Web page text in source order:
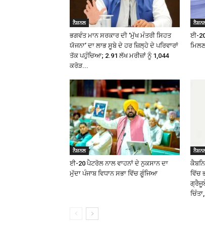
ਨੈਸ਼ਨਲ
ਭਗਵੰਤ ਮਾਨ ਸਰਕਾਰ ਦੀ ‘ਮੁੱਖ ਮੰਤਰੀ ਸਿਹਤ
ਯੋਜਨਾ’ ਦਾ ਲਾਭ ਸੂਬੇ ਦੇ ਹਰ ਜ਼ਿਲ੍ਹੇ ਦੇ ਪਰਿਵਾਰਾਂ
ਤੱਕ ਪਹੁੰਚਿਆ; 2.91 ਲੱਖ ਮਰੀਜ਼ਾਂ ਨੂੰ ₹1,044
ਕਰੋੜ...
ਈ-20
ਨੈਸ਼ਨਲ
ਈ-20 ਪੈਟਰੋਲ ਨਾਲ ਵਾਹਨਾਂ ਦੇ ਨੁਕਸਾਨ ਦਾ
ਮੁੱਦਾ ਪੰਜਾਬ ਵਿਧਾਨ ਸਭਾ ਵਿੱਚ ਗੂੰਜਿਆ
ਵਿੱਚ